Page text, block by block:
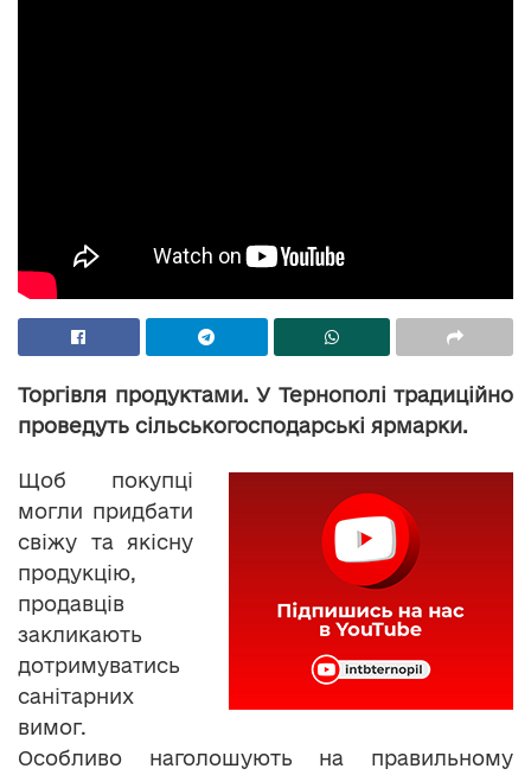
Торгівля продуктами. У Тернополі традиційно
проведуть сільськогосподарські ярмарки.
Щоб покупці
могли придбати
свіжу та якісну
продукцію,
продавців
закликають
дотримуватись
санітарних
вимог.
Особливо наголошують на правильному